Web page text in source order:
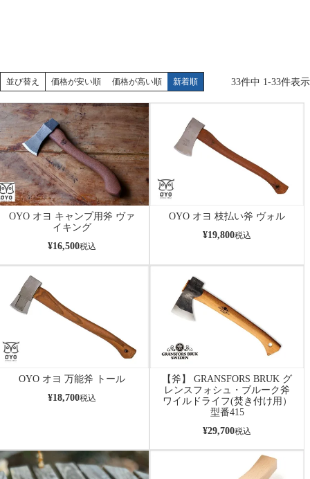
並び替え 価格が安い順 価格が高い順 新着順 33件中 1-33件表示
OYO オヨ キャンプ用斧 ヴァ
イキング
¥16,500税込
OYO オヨ 枝払い斧 ヴォル
¥19,800税込
OYO オヨ 万能斧 トール
¥18,700税込
【斧】 GRANSFORS BRUK グ
レンスフォシュ・ブルーク斧
ワイルドライフ(焚き付け用）
型番415
¥29,700税込